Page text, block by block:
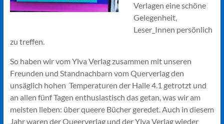
Verlagen eine schöne
Gelegenheit,
Leser_Innen persönlich
zu treffen.
So haben wir vom Ylva Verlag zusammen mit unseren
Freunden und Standnachbarn vom Querverlag den
unsäglich hohen Temperaturen der Halle 4.1 getrotzt und
an allen fünf Tagen enthusiastisch das getan, was wir am
meisten lieben: über queere Bücher geredet. Auch in diesem
Jahr waren der Queerverlag und der Ylva Verlag wieder